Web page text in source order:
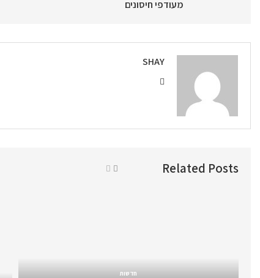
מעודפי חיסונים
SHAY
Related Posts
חדשות